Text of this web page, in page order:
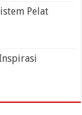
Pelat